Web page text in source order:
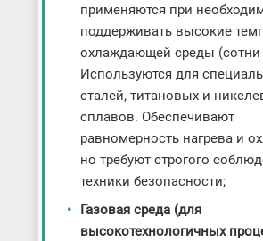
применяются при
поддерживать высокие
охлаждающей среды (сотни
Используются для
сталей, титановых и
сплавов. Обеспечивают
равномерность нагрева и
но требуют строгого
техники безопасности;
Газовая среда (для
высокотехнологичных